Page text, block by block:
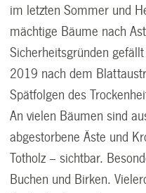
im letzten Sommer und
mächtige Bäume nach
Sicherheitsgründen
2019 nach dem
Spätfolgen des
An vielen Bäumen sind
abgestorbene Äste und
Totholz – sichtbar.
Buchen und Birken.